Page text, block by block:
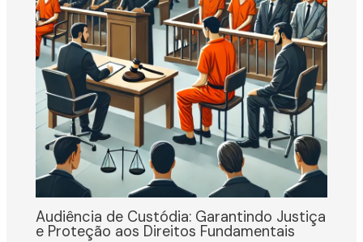
Audiência de Custódia: Garantindo Justiça
e Proteção aos Direitos Fundamentais